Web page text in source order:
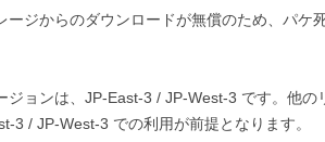
ジからのダウンロードが無償のため、パケ
ョンは、JP-East-3 / JP-West-3 です。他の
3 / JP-West-3 での利用が前提となります。